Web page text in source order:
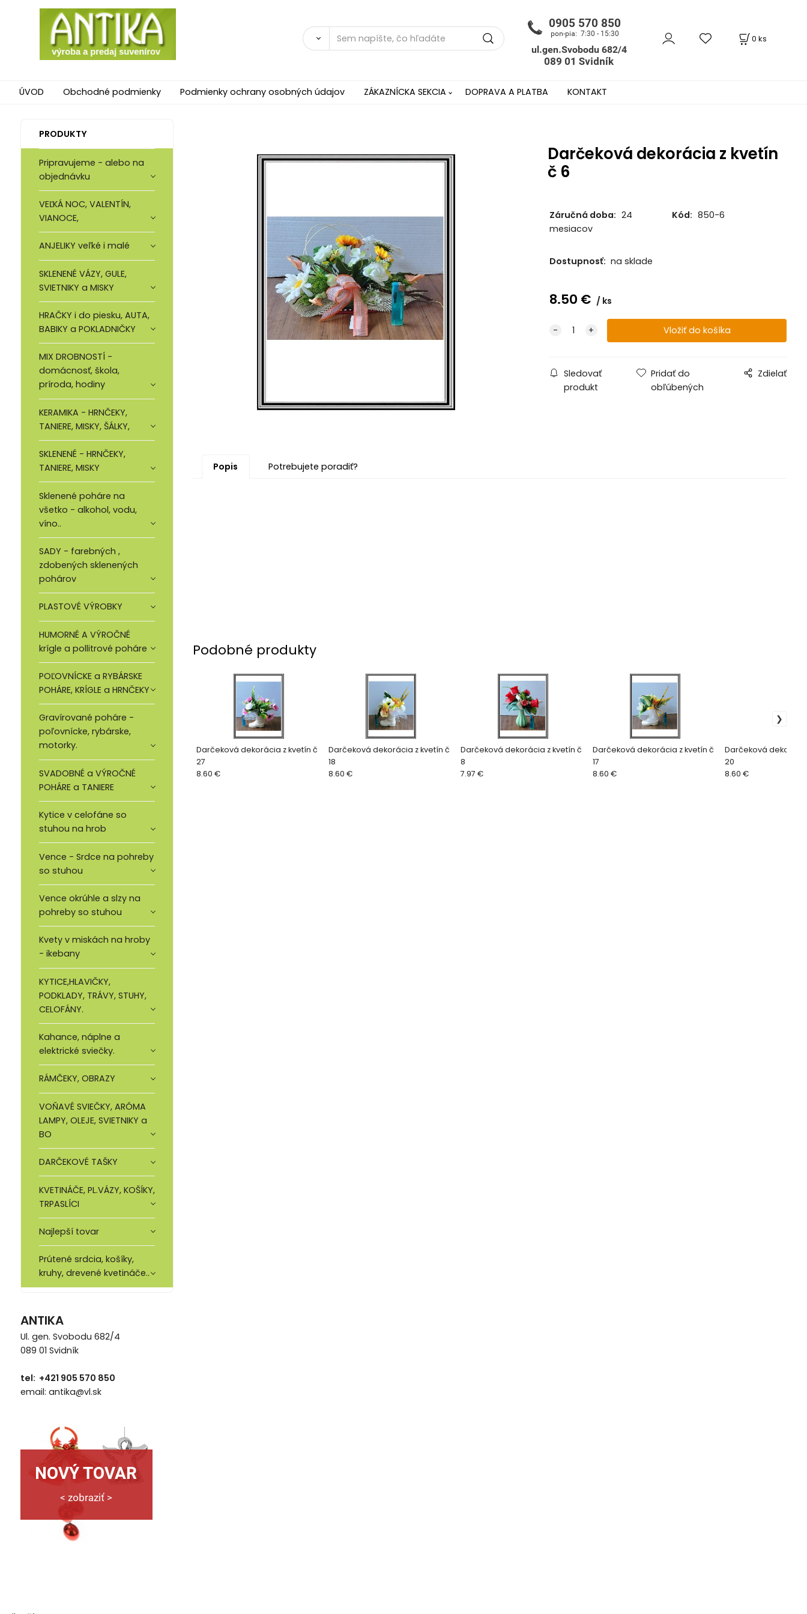
0 ks
ÚVOD Obchodné podmienky Podmienky ochrany osobných údajov ZÁKAZNÍCKA SEKCIA DOPRAVA A PLATBA KONTAKT
PRODUKTY
Pripravujeme - alebo na
objednávku
VEĽKÁ NOC, VALENTÍN,
VIANOCE,
ANJELIKY veľké i malé
SKLENENÉ VÁZY, GULE,
SVIETNIKY a MISKY
HRAČKY i do piesku, AUTA,
BABIKY a POKLADNIČKY
MIX DROBNOSTÍ -
domácnosť, škola,
príroda, hodiny
KERAMIKA - HRNČEKY,
TANIERE, MISKY, ŠÁLKY,
SKLENENÉ - HRNČEKY,
TANIERE, MISKY
Sklenené poháre na
všetko - alkohol, vodu,
víno..
SADY - farebných ,
zdobených sklenených
pohárov
PLASTOVÉ VÝROBKY
HUMORNÉ A VÝROČNÉ
krígle a pollitrové poháre
POĽOVNÍCKE a RYBÁRSKE
POHÁRE, KRÍGLE a HRNČEKY
Gravírované poháre -
poľovnícke, rybárske,
motorky.
SVADOBNÉ a VÝROČNÉ
POHÁRE a TANIERE
Kytice v celofáne so
stuhou na hrob
Vence - Srdce na pohreby
so stuhou
Vence okrúhle a slzy na
pohreby so stuhou
Kvety v miskách na hroby
- ikebany
KYTICE,HLAVIČKY,
PODKLADY, TRÁVY, STUHY,
CELOFÁNY.
Kahance, náplne a
elektrické sviečky.
RÁMČEKY, OBRAZY
VOŇAVÉ SVIEČKY, ARÓMA
LAMPY, OLEJE, SVIETNIKY a
BO
DARČEKOVÉ TAŠKY
KVETINÁČE, PL.VÁZY, KOŠÍKY,
TRPASLÍCI
Najlepší tovar
Prútené srdcia, košíky,
kruhy, drevené kvetináče..
ANTIKA
Ul. gen. Svobodu 682/4
089 01 Svidník
tel: +421 905 570 850
email: antika@vl.sk
Darčeková dekorácia z kvetín
č 6
Záručná doba: 24
mesiacov
Kód: 850-6
Dostupnosť: na sklade
8.50 € ks
Sledovať
produkt
Pridať do
obľúbených
Zdielať
Popis Potrebujete poradiť?
Podobné produkty
Darčeková dekorácia z kvetín č
27
8.60 €
Darčeková dekorácia z kvetín č
18
8.60 €
Darčeková dekorácia z kvetín č
8
7.97 €
Darčeková dekorácia z kvetín č
17
8.60 €
Darčeková
20
8.60 €